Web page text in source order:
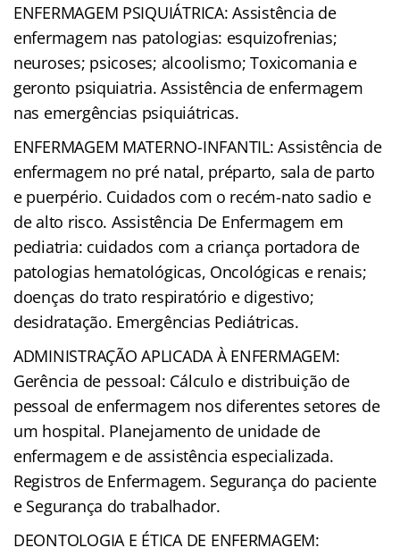
ENFERMAGEM PSIQUIÁTRICA: Assistência de
enfermagem nas patologias: esquizofrenias;
neuroses; psicoses; alcoolismo; Toxicomania e
geronto psiquiatria. Assistência de enfermagem
nas emergências psiquiátricas.
ENFERMAGEM MATERNO-INFANTIL: Assistência de
enfermagem no pré natal, préparto, sala de parto
e puerpério. Cuidados com o recém-nato sadio e
de alto risco. Assistência De Enfermagem em
pediatria: cuidados com a criança portadora de
patologias hematológicas, Oncológicas e renais;
doenças do trato respiratório e digestivo;
desidratação. Emergências Pediátricas.
ADMINISTRAÇÃO APLICADA À ENFERMAGEM:
Gerência de pessoal: Cálculo e distribuição de
pessoal de enfermagem nos diferentes setores de
um hospital. Planejamento de unidade de
enfermagem e de assistência especializada.
Registros de Enfermagem. Segurança do paciente
e Segurança do trabalhador.
DEONTOLOGIA E ÉTICA DE ENFERMAGEM: